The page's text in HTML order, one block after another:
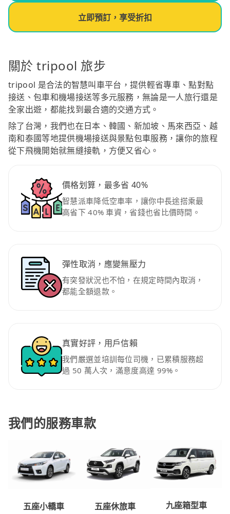
立即預訂，享受折扣
關於 tripool 旅步
tripool 是合法的智慧叫車平台，提供輕省專車、點對點
接送、包車和機場接送等多元服務，無論是一人旅行還是
全家出遊，都能找到最合適的交通方式。
除了台灣，我們也在日本、韓國、新加坡、馬來西亞、越
南和泰國等地提供機場接送與景點包車服務，讓你的旅程
從下飛機開始就無縫接軌，方便又省心。
價格划算，最多省 40%
智慧派車降低空車率，讓你中長途搭乘最
高省下 40% 車資，省錢也省比價時間。
彈性取消，應變無壓力
有突發狀況也不怕，在規定時間內取消，
都能全額退款。
真實好評，用戶信賴
我們嚴選並培訓每位司機，已累積服務超
過 50 萬人次，滿意度高達 99%。
我們的服務車款
五座小轎車 五座休旅車 九座箱型車